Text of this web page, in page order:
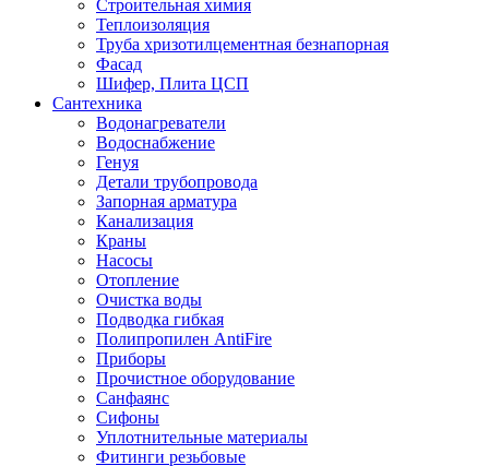
Строительная химия
Теплоизоляция
Труба хризотилцементная безнапорная
Фасад
Шифер, Плита ЦСП
Сантехника
Водонагреватели
Водоснабжение
Генуя
Детали трубопровода
Запорная арматура
Канализация
Краны
Насосы
Отопление
Очистка воды
Подводка гибкая
Полипропилен AntiFire
Приборы
Прочистное оборудование
Санфаянс
Сифоны
Уплотнительные материалы
Фитинги резьбовые